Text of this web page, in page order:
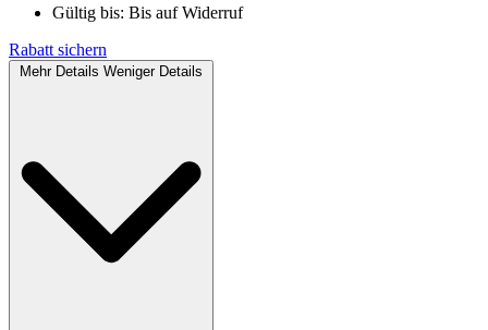
Gültig bis: Bis auf Widerruf
Rabatt sichern
Mehr Details Weniger Details